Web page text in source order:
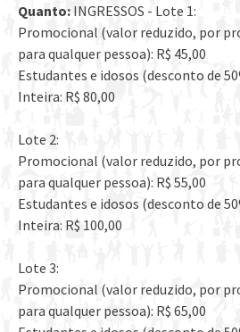
Quanto: INGRESSOS - Lote 1:
Promocional (valor reduzido, por
para qualquer pessoa): R$ 45,00
Estudantes e idosos (desconto de
Inteira: R$ 80,00
Lote 2:
Promocional (valor reduzido, por
para qualquer pessoa): R$ 55,00
Estudantes e idosos (desconto de
Inteira: R$ 100,00
Lote 3:
Promocional (valor reduzido, por
para qualquer pessoa): R$ 65,00